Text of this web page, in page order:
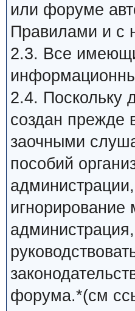
или форуме
Правилами и с
2.3. Все
2.4. Поскольку
создан прежде
заочными
пособий
игнорирование
форума.*(см